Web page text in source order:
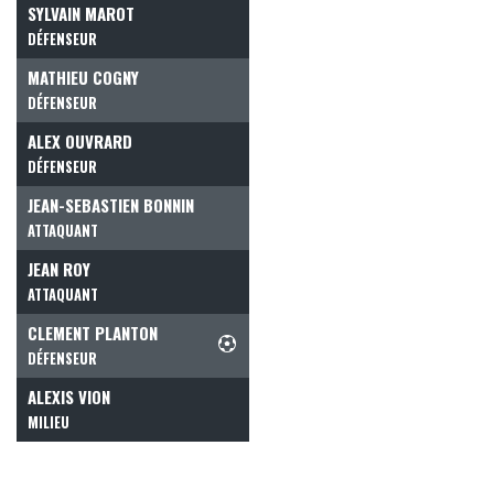
SYLVAIN MAROT
DÉFENSEUR
MATHIEU COGNY
DÉFENSEUR
ALEX OUVRARD
DÉFENSEUR
JEAN-SEBASTIEN BONNIN
ATTAQUANT
JEAN ROY
ATTAQUANT
CLEMENT PLANTON
DÉFENSEUR
ALEXIS VION
MILIEU